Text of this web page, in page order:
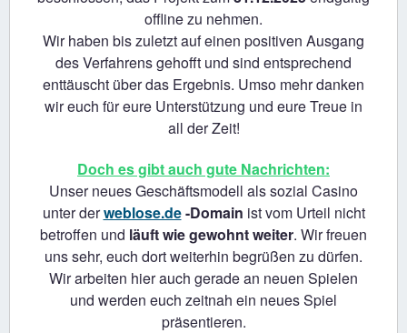
offline zu nehmen.
Wir haben bis zuletzt auf einen positiven Ausgang
des Verfahrens gehofft und sind entsprechend
enttäuscht über das Ergebnis. Umso mehr danken
wir euch für eure Unterstützung und eure Treue in
all der Zeit!
Doch es gibt auch gute Nachrichten:
Unser neues Geschäftsmodell als sozial Casino
unter derweblose.de-Domain ist vom Urteil nicht
betroffen und läuft wie gewohnt weiter. Wir freuen
uns sehr, euch dort weiterhin begrüßen zu dürfen.
Wir arbeiten hier auch gerade an neuen Spielen
und werden euch zeitnah ein neues Spiel
präsentieren.